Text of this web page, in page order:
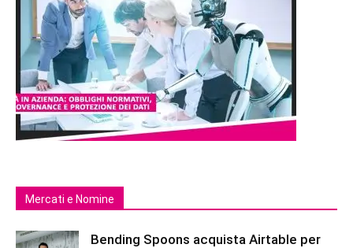
Mercati e Nomine
Bending Spoons acquista Airtable per